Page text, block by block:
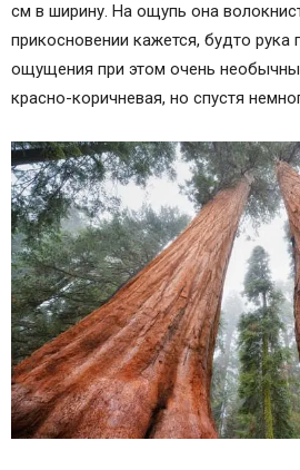
см в ширину. На ощупь она
прикосновении кажется, будто рука
ощущения при этом очень
красно-коричневая, но спустя